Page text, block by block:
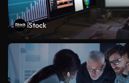
iStock